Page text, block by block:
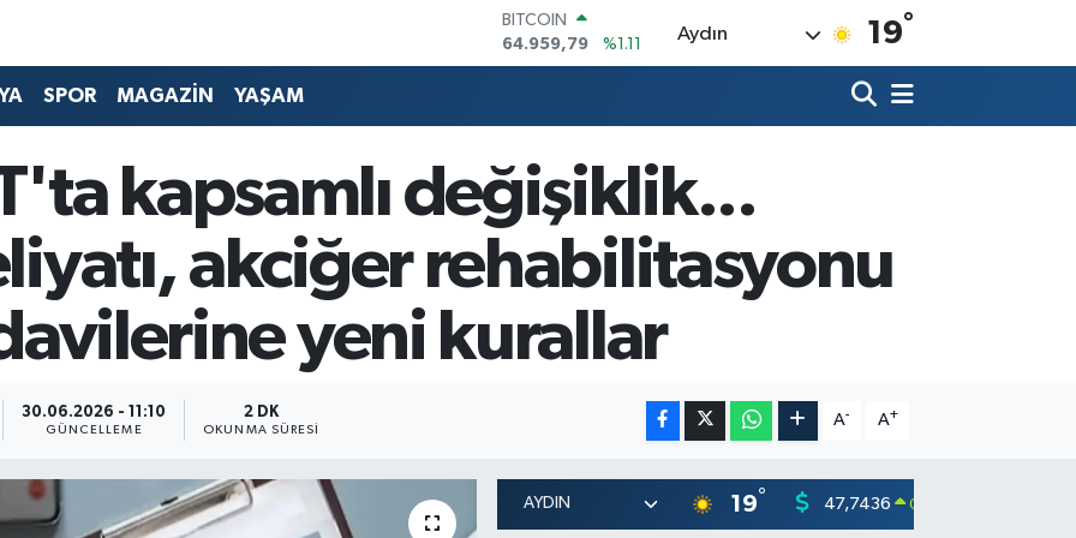
DOLAR
47,7436
%0.18
EURO
GRAM ALTIN
6660.55
%0.03
BİST100
%-14
Aydın 19°
SPOR MAGAZİN YAŞAM
kapsamlı değişiklik...
akciğer rehabilitasyonu
yeni kurallar
30.06.2026 - 11:10
GÜNCELLEME
2 DK
OKUNMA SÜRESI
A- A+
19° 47,7436 0.18